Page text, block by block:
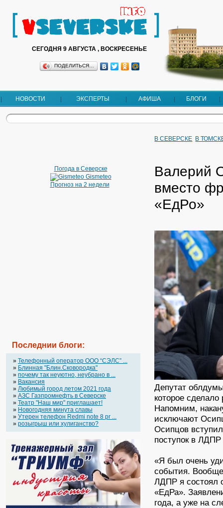
СЕГОДНЯ 9 АВГУСТА , ВОСКРЕСЕНЬЕ
ПОДЕЛИТЬСЯ…
НОВОСТИ ЭКСПЕРТЫ АФИША БЛОГИ
Погода в Северске
Gismeteo
Прогноз на 2 недели
Последнии блоги:
» Телефонный оператор OOO “СЭЛС” ...
» Блинная "Блин.Сковородка"
» почему так неуютно, неубрано в ...
» Вакансия
» Любимый город летом 2021 года
» АЗС Газпромнефть в Северске
» Театр "Наш мир" приглашает!
» Новогодняя минута славы
» Утерен телефон Redmi note 8 pr ...
» розыгрыш или хулиганство?
В СЕВЕРСКЕ В
Валерий
вместо
«ЕдРо»
Депутат
которое
Напомним,
исключают
Осипцов
поступок в ЛДПР
«Я был очень
события.
ЛДПР я состоял
«ЕдРа».
года, а уже на